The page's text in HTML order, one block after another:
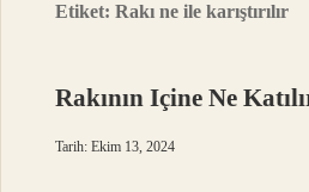
Etiket:Rakı ne ile karıştırılır
Rakının Içine Ne
Tarih: Ekim 13, 2024